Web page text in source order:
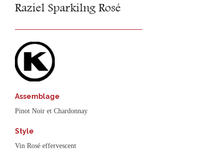
Raziel Sparkilng Rosé
Assemblage
Pinot Noir et Chardonnay
Style
Vin Rosé effervescent